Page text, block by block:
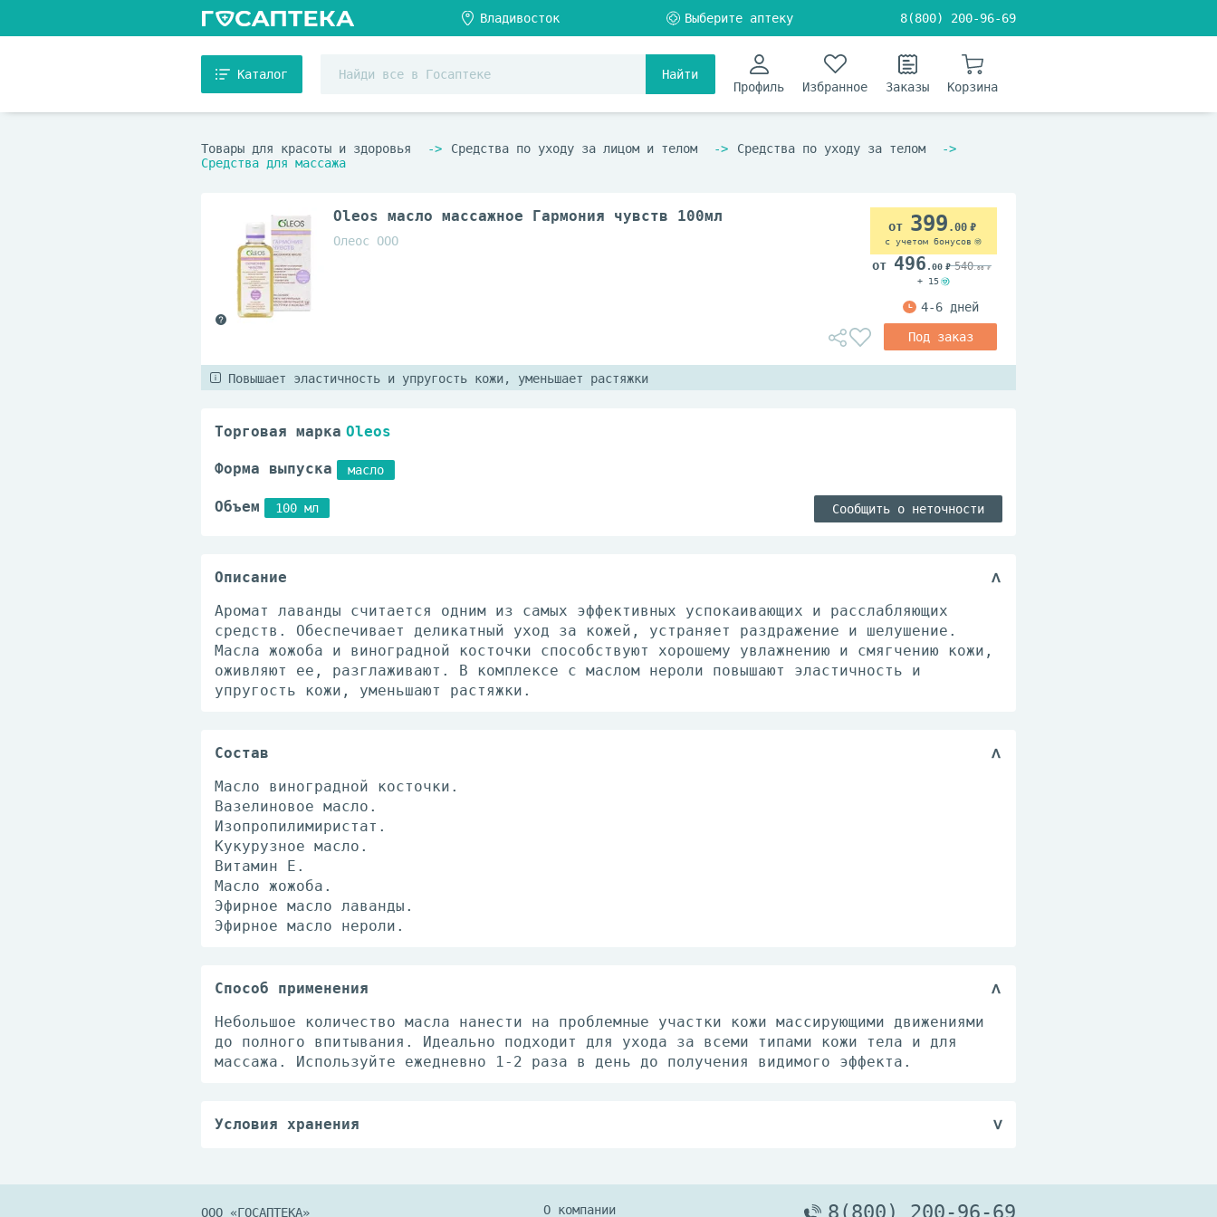
8(800) 200-96-69
Каталог
Найти
Профиль
Избранное Заказы Корзина
Товары для красоты и здоровья Средства по уходу за лицом и телом
Средства по уходу за телом
Средства для массажа
Oleos масло массажное Гармония чувств 100мл
Олеос ООО
399 .00
с учетом бонусов
496 .00 540.00
+ 15
Повышает эластичность и упругость кожи, уменьшает растяжки
Торговая марка Oleos
Форма выпуска масло
Объем 100 мл Сообщить о неточности
Описание
Аромат лаванды считается одним из самых эффективных успокаивающих и расслабляющих
средств. Обеспечивает деликатный уход за кожей, устраняет раздражение и шелушение.
Масла жожоба и виноградной косточки способствуют хорошему увлажнению и смягчению кожи,
оживляют ее, разглаживают. В комплексе с маслом нероли повышают эластичность и
упругость кожи, уменьшают растяжки.
Состав
Масло виноградной косточки.
Вазелиновое масло.
Изопропилимиристат.
Кукурузное масло.
Витамин Е.
Масло жожоба.
Эфирное масло лаванды.
Эфирное масло нероли.
Способ применения
Небольшое количество масла нанести на проблемные участки кожи массирующими движениями
до полного впитывания. Идеально подходит для ухода за всеми типами кожи тела и для
массажа. Используйте ежедневно 1-2 раза в день до получения видимого эффекта.
Условия хранения
ООО «ГОСАПТЕКА» О компании 8(800) 200-96-69